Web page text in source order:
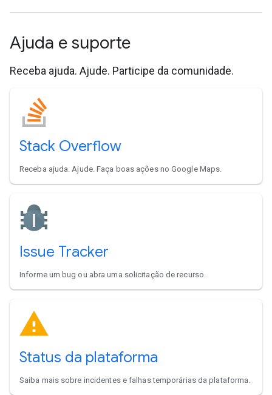
Ajuda e suporte
Receba ajuda. Ajude. Participe da comunidade.
Stack Overflow
Receba ajuda. Ajude. Faça boas ações no Google Maps.
Issue Tracker
Informe um bug ou abra uma solicitação de recurso.
Status da plataforma
Saiba mais sobre incidentes e falhas temporárias da plataforma.